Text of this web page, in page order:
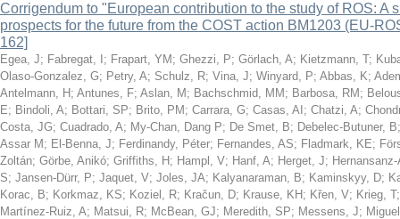
Corrigendum to "European contribution to the study of ROS: A
prospects for the future from the COST action BM1203 (EU-
162]
Egea, J; Fabregat, I ; Frapart, YM ; Ghezzi, P; Görlach, A; Kietzmann, T;
Olaso-Gonzalez, G; Petry, A; Schulz, R; Vina, J; Winyard, P; Abbas, K;
Antelmann, H ; Antunes, F; Aslan, M ; Bachschmid, MM ; Barbosa, RM ;
E; Bindoli, A; Bottari, SP; Brito, PM ; Carrara, G; Casas, AI ; Chatzi, A;
Costa, JG; Cuadrado, A; My-Chan, Dang P; De Smet, B; Debelec-Butuner, B
Assar M ; El-Benna, J; Ferdinandy, Péter; Fernandes, AS; Fladmark, KE;
Zoltán; Görbe, Anikó; Griffiths, H ; Hampl, V; Hanf, A; Herget, J;
S; Jansen-Dürr, P; Jaquet, V; Joles, JA; Kalyanaraman, B; Kaminskyy, D;
Korac, B; Korkmaz, KS; Koziel, R; Kračun, D; Krause, KH ; Křen, V; Krieg, T
Martínez-Ruiz, A; Matsui, R; McBean, GJ; Meredith, SP; Messens, J;